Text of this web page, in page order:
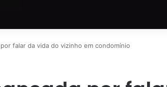
falar da vida do vizinho em condomínio